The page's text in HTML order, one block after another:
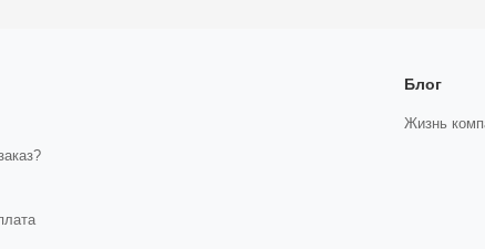
Блог
Жизнь